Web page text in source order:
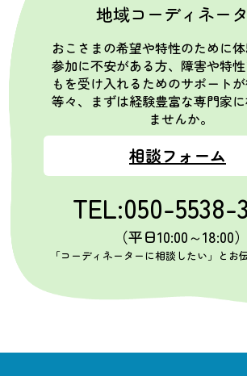
地域コーディネー
おこさまの希望や特性のために
参加に不安がある方、障害や特
もを受け入れるためのサポートが
等々、まずは経験豊富な専門家
ませんか。
相談フォーム
TEL:050-5538-
（平日10:00～18:00）
「コーディネーターに相談したい」とお